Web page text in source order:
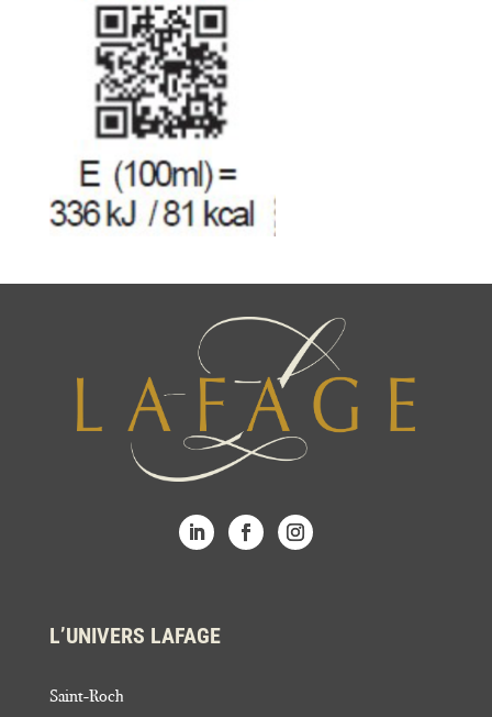
L’UNIVERS LAFAGE
Saint-Roch